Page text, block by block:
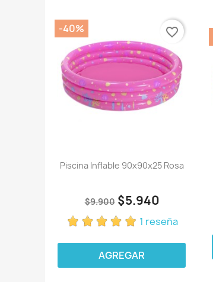
Piscina Inflable 90x90x25 Rosa
$9.900 $5.940
1 reseña
-40%
AGREGAR
favorite_border